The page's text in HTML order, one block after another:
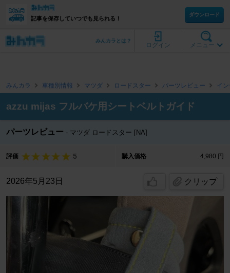
記事を保存していつでも見られる！
ダウンロード
メニュー
ログイン
みんカラとは？
みんカラ 車種別情報 マツダ ロードスター パーツレビュー イ
azzu mijas フルバケ用シートベルトガイド
パーツレビュー マツダ ロードスター [NA]
評価 5 購入価格 4,980 円
2026年5月23日 クリップ